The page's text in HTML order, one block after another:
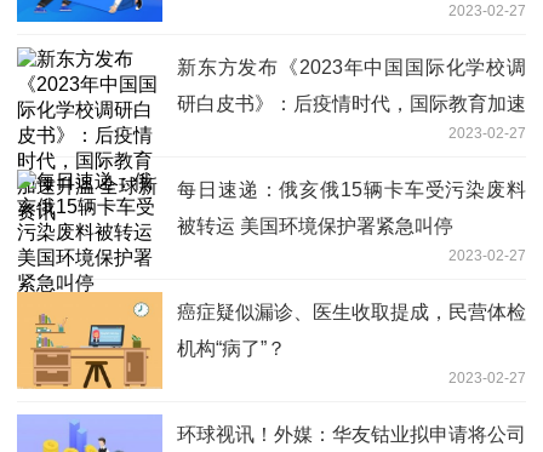
2023-02-27
新东方发布《2023年中国国际化学校调
研白皮书》：后疫情时代，国际教育加速
2023-02-27
每日速递：俄亥俄15辆卡车受污染废料
被转运 美国环境保护署紧急叫停
2023-02-27
癌症疑似漏诊、医生收取提成，民营体检
机构“病了”？
2023-02-27
环球视讯！外媒：华友钴业拟申请将公司